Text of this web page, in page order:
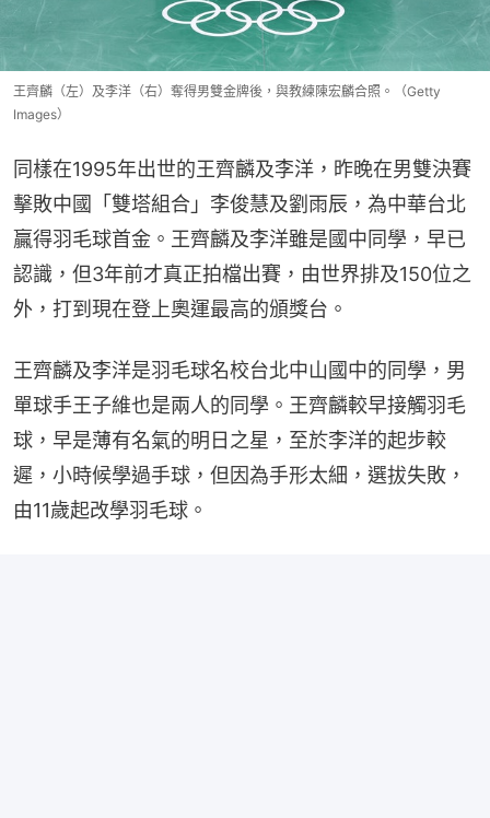
王齊麟（左）及李洋（右）奪得男雙金牌後，與教練陳宏麟合照。（Getty
Images）
同樣在1995年出世的王齊麟及李洋，昨晚在男雙決賽
擊敗中國「雙塔組合」李俊慧及劉雨辰，為中華台北
贏得羽毛球首金。王齊麟及李洋雖是國中同學，早已
認識，但3年前才真正拍檔出賽，由世界排及150位之
外，打到現在登上奧運最高的頒獎台。
王齊麟及李洋是羽毛球名校台北中山國中的同學，男
單球手王子維也是兩人的同學。王齊麟較早接觸羽毛
球，早是薄有名氣的明日之星，至於李洋的起步較
遲，小時候學過手球，但因為手形太細，選拔失敗，
由11歲起改學羽毛球。